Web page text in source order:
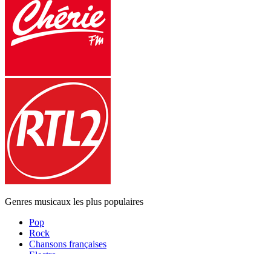
Genres musicaux les plus populaires
Pop
Rock
Chansons françaises